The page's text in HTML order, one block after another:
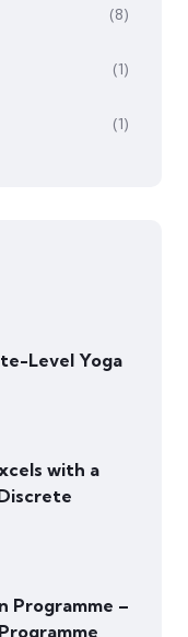
(8)
(1)
(1)
Level Yoga
with a
Programme –